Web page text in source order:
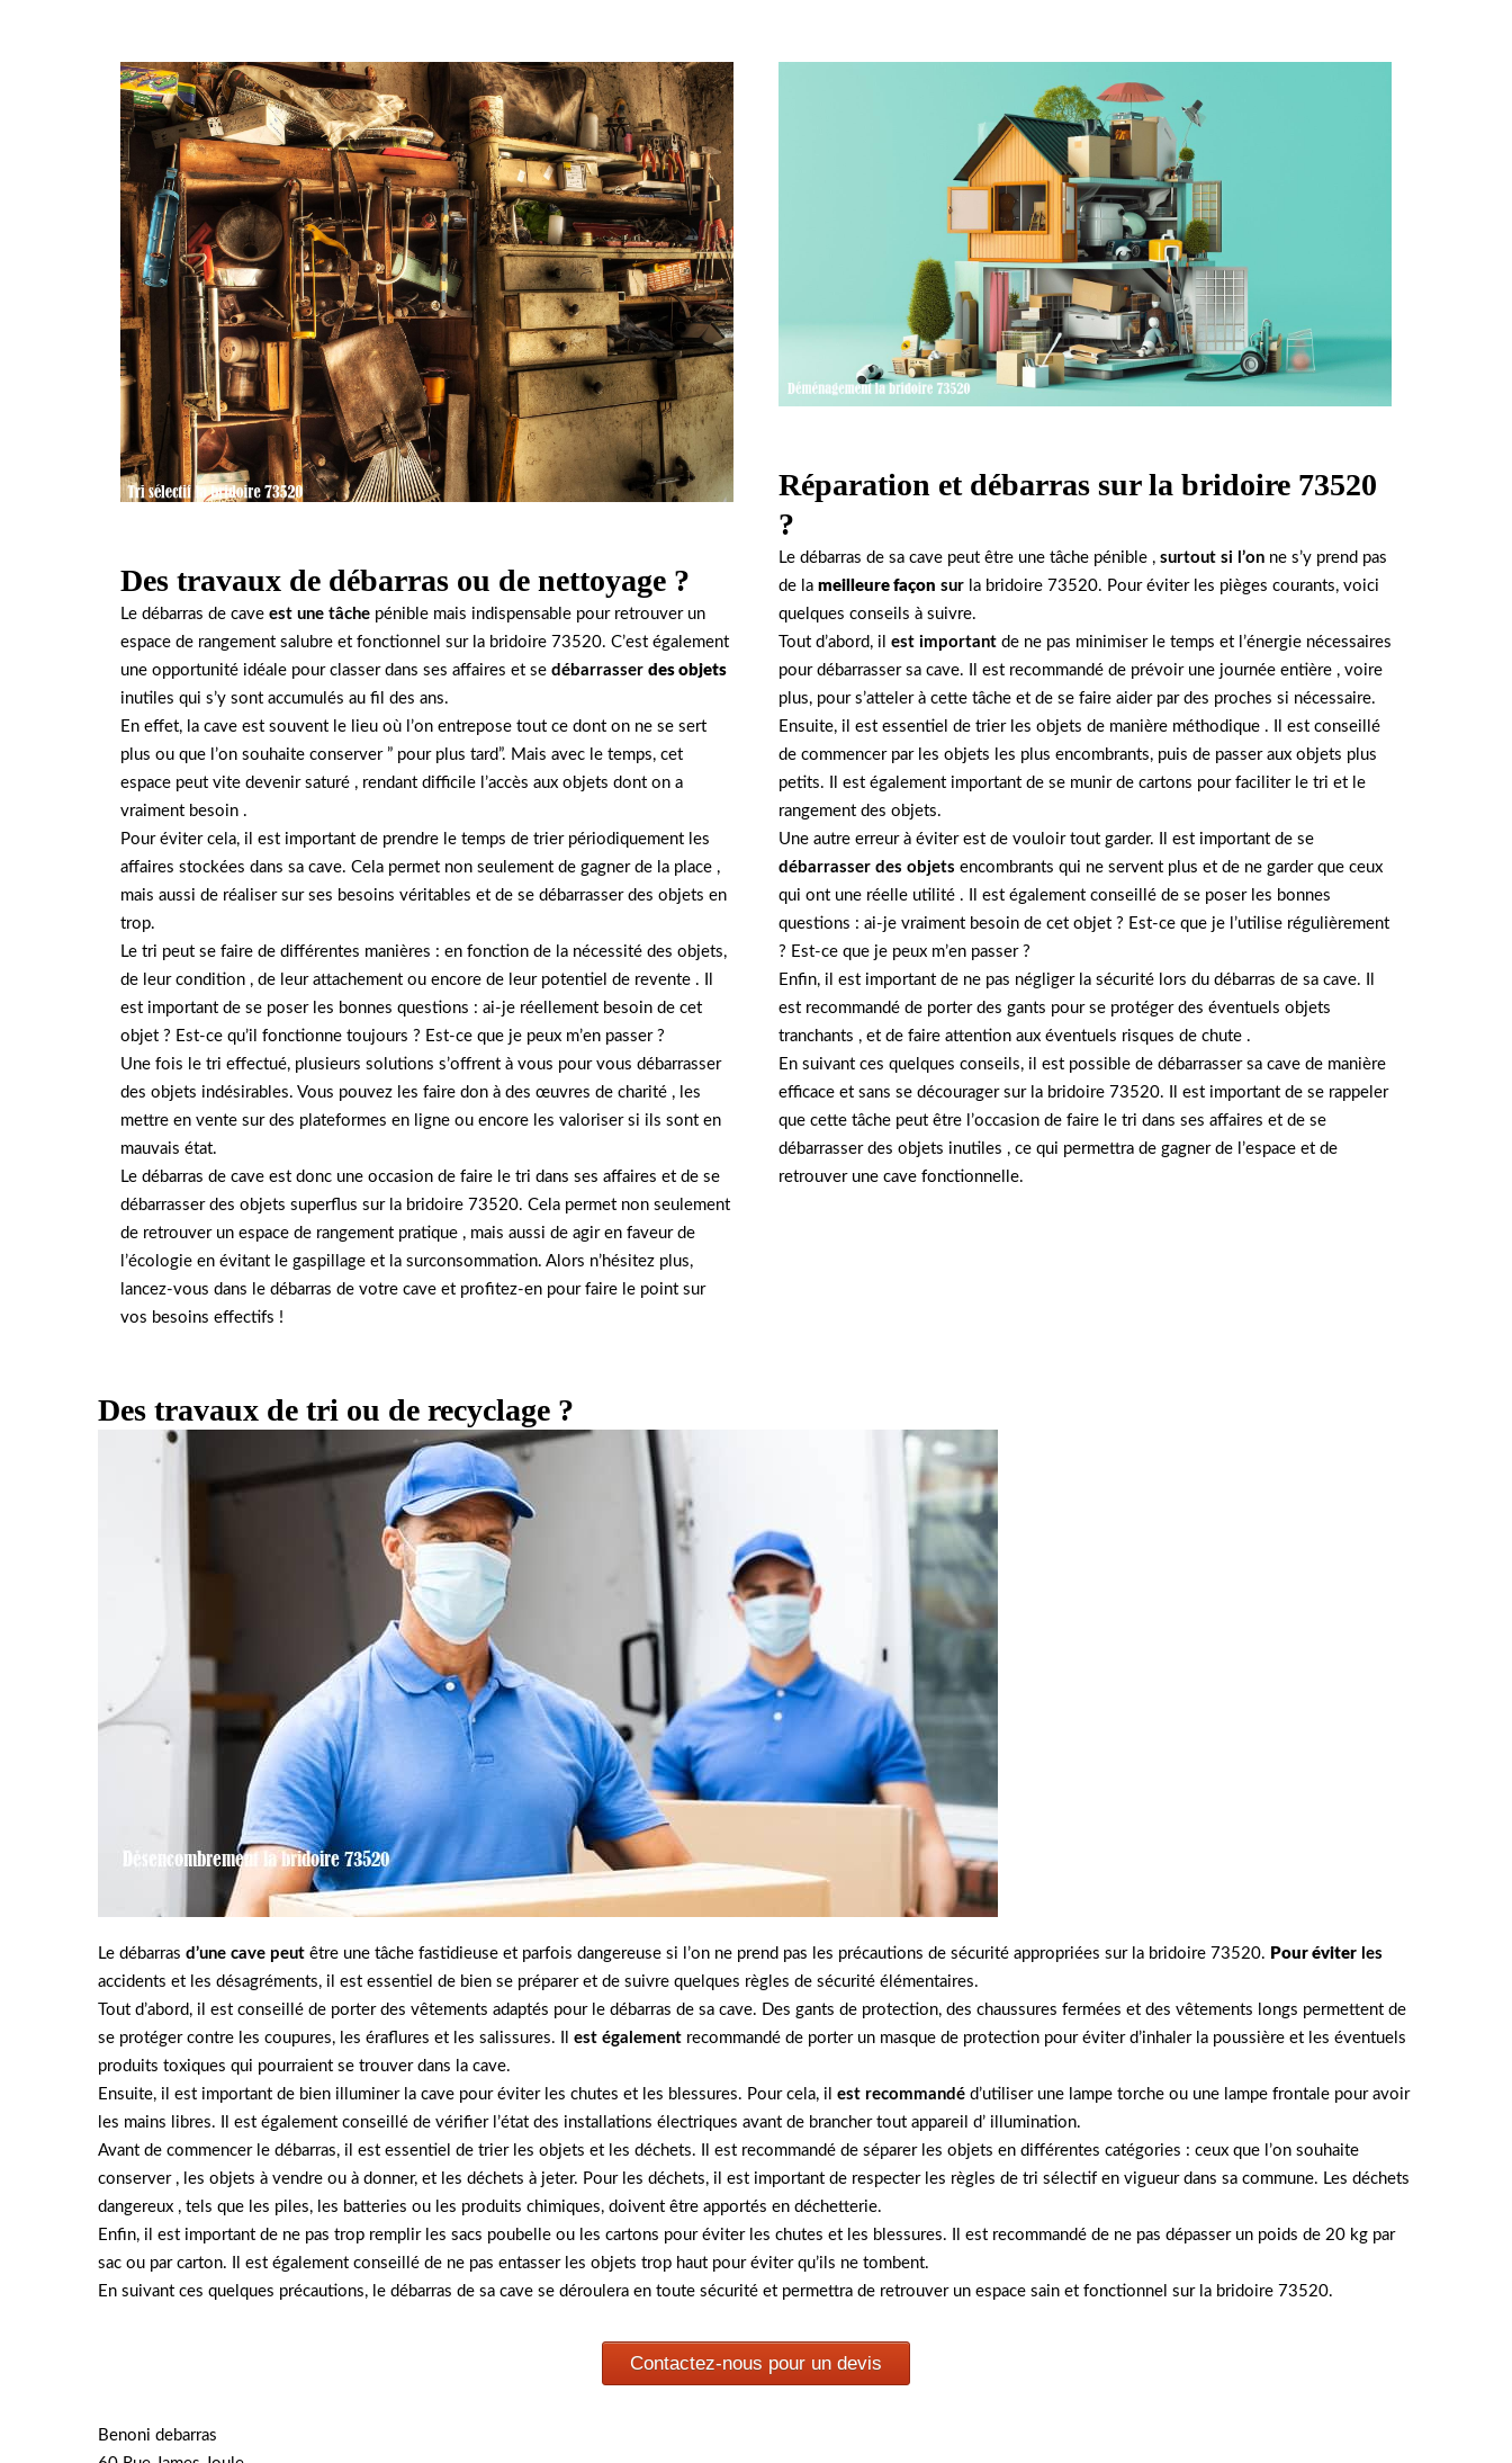
Des travaux de débarras ou de nettoyage ?
Le débarras de cave est une tâche pénible mais indispensable pour retrouver un
espace de rangement salubre et fonctionnel sur la bridoire 73520. C’est également
une opportunité idéale pour classer dans ses affaires et se débarrasser des objets
inutiles qui s’y sont accumulés au fil des ans.
En effet, la cave est souvent le lieu où l’on entrepose tout ce dont on ne se sert
plus ou que l’on souhaite conserver ” pour plus tard”. Mais avec le temps, cet
espace peut vite devenir saturé , rendant difficile l’accès aux objets dont on a
vraiment besoin .
Pour éviter cela, il est important de prendre le temps de trier périodiquement les
affaires stockées dans sa cave. Cela permet non seulement de gagner de la place ,
mais aussi de réaliser sur ses besoins véritables et de se débarrasser des objets en
trop.
Le tri peut se faire de différentes manières : en fonction de la nécessité des objets,
de leur condition , de leur attachement ou encore de leur potentiel de revente . Il
est important de se poser les bonnes questions : ai-je réellement besoin de cet
objet ? Est-ce qu’il fonctionne toujours ? Est-ce que je peux m’en passer ?
Une fois le tri effectué, plusieurs solutions s’offrent à vous pour vous débarrasser
des objets indésirables. Vous pouvez les faire don à des œuvres de charité , les
mettre en vente sur des plateformes en ligne ou encore les valoriser si ils sont en
mauvais état.
Le débarras de cave est donc une occasion de faire le tri dans ses affaires et de se
débarrasser des objets superflus sur la bridoire 73520. Cela permet non seulement
de retrouver un espace de rangement pratique , mais aussi de agir en faveur de
l’écologie en évitant le gaspillage et la surconsommation. Alors n’hésitez plus,
lancez-vous dans le débarras de votre cave et profitez-en pour faire le point sur
vos besoins effectifs !
Réparation et débarras sur la bridoire 73520
?
Le débarras de sa cave peut être une tâche pénible , surtout si l’on ne s’y prend pas
de la meilleure façon sur la bridoire 73520. Pour éviter les pièges courants, voici
quelques conseils à suivre.
Tout d’abord, il est important de ne pas minimiser le temps et l’énergie nécessaires
pour débarrasser sa cave. Il est recommandé de prévoir une journée entière , voire
plus, pour s’atteler à cette tâche et de se faire aider par des proches si nécessaire.
Ensuite, il est essentiel de trier les objets de manière méthodique . Il est conseillé
de commencer par les objets les plus encombrants, puis de passer aux objets plus
petits. Il est également important de se munir de cartons pour faciliter le tri et le
rangement des objets.
Une autre erreur à éviter est de vouloir tout garder. Il est important de se
débarrasser des objets encombrants qui ne servent plus et de ne garder que ceux
qui ont une réelle utilité . Il est également conseillé de se poser les bonnes
questions : ai-je vraiment besoin de cet objet ? Est-ce que je l’utilise régulièrement
? Est-ce que je peux m’en passer ?
Enfin, il est important de ne pas négliger la sécurité lors du débarras de sa cave. Il
est recommandé de porter des gants pour se protéger des éventuels objets
tranchants , et de faire attention aux éventuels risques de chute .
En suivant ces quelques conseils, il est possible de débarrasser sa cave de manière
efficace et sans se décourager sur la bridoire 73520. Il est important de se rappeler
que cette tâche peut être l’occasion de faire le tri dans ses affaires et de se
débarrasser des objets inutiles , ce qui permettra de gagner de l’espace et de
retrouver une cave fonctionnelle.
Des travaux de tri ou de recyclage ?
Le débarras d’une cave peut être une tâche fastidieuse et parfois dangereuse si l’on ne prend pas les précautions de sécurité appropriées sur la bridoire 73520. Pour éviter les
accidents et les désagréments, il est essentiel de bien se préparer et de suivre quelques règles de sécurité élémentaires.
Tout d’abord, il est conseillé de porter des vêtements adaptés pour le débarras de sa cave. Des gants de protection, des chaussures fermées et des vêtements longs permettent de
se protéger contre les coupures, les éraflures et les salissures. Il est également recommandé de porter un masque de protection pour éviter d’inhaler la poussière et les éventuels
produits toxiques qui pourraient se trouver dans la cave.
Ensuite, il est important de bien illuminer la cave pour éviter les chutes et les blessures. Pour cela, il est recommandé d’utiliser une lampe torche ou une lampe frontale pour avoir
les mains libres. Il est également conseillé de vérifier l’état des installations électriques avant de brancher tout appareil d’ illumination.
Avant de commencer le débarras, il est essentiel de trier les objets et les déchets. Il est recommandé de séparer les objets en différentes catégories : ceux que l’on souhaite
conserver , les objets à vendre ou à donner, et les déchets à jeter. Pour les déchets, il est important de respecter les règles de tri sélectif en vigueur dans sa commune. Les déchets
dangereux , tels que les piles, les batteries ou les produits chimiques, doivent être apportés en déchetterie.
Enfin, il est important de ne pas trop remplir les sacs poubelle ou les cartons pour éviter les chutes et les blessures. Il est recommandé de ne pas dépasser un poids de 20 kg par
sac ou par carton. Il est également conseillé de ne pas entasser les objets trop haut pour éviter qu’ils ne tombent.
En suivant ces quelques précautions, le débarras de sa cave se déroulera en toute sécurité et permettra de retrouver un espace sain et fonctionnel sur la bridoire 73520.
Contactez-nous pour un devis
Benoni debarras